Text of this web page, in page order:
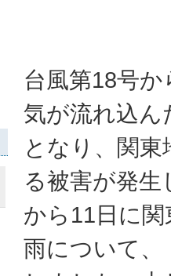
台風第18号
気が流れ込ん
となり、関
る被害が発生
から11日に
雨について、